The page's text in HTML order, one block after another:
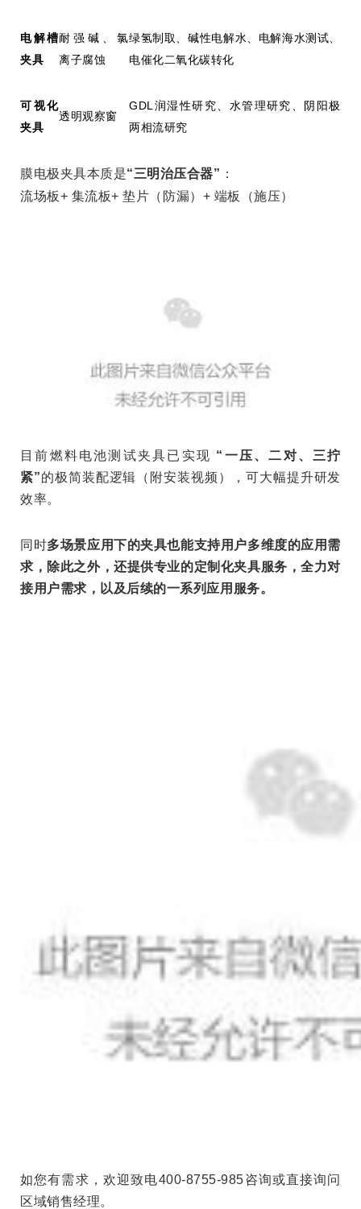
电解槽
夹具
耐强碱、氯
离子腐蚀
绿氢制取、碱性电解水、电解海水测试、
电催化二氧化碳转化
可视化
夹具
透明观察窗
GDL 润湿性研究、水管理研究、阴阳极
两相流研究
膜电极夹具本质是“三明治压合器” ：
流场板+ 集流板+垫片（防漏） + 端板（施压）
目前燃料电池测试夹具已实现 “ 一压、二对、三拧
紧”的极简装配逻辑（附安装视频），可大幅提升研发
效率。
同时多场景应用下的夹具也能支持用户多维度的应用需
求，除此之外，还提供专业的定制化夹具服务，全力对
接用户需求，以及后续的一系列应用服务。
如您有需求，欢迎致电400-8755-985咨询或直接询问
区域销售经理。